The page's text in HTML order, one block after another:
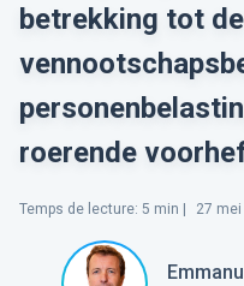
betrekking tot de
roerende
Temps de lecture: 5 min | 27